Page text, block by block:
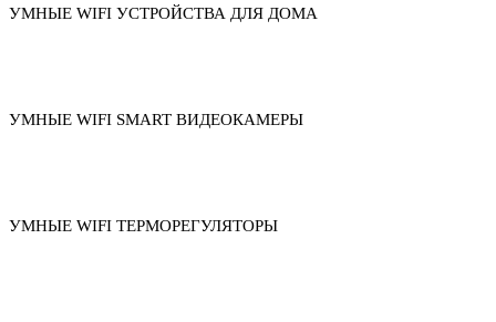
УМНЫЕ WIFI УСТРОЙСТВА ДЛЯ ДОМА
УМНЫЕ WIFI SMART ВИДЕОКАМЕРЫ
УМНЫЕ WIFI ТЕРМОРЕГУЛЯТОРЫ